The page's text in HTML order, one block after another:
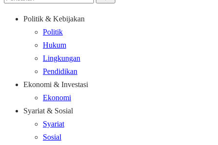
Politik & Kebijakan
Politik
Hukum
Lingkungan
Pendidikan
Ekonomi & Investasi
Ekonomi
Syariat & Sosial
Syariat
Sosial